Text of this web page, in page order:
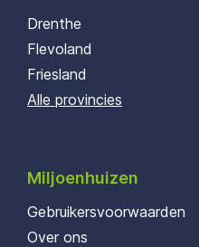
Drenthe
Flevoland
Friesland
Alle provincies
Miljoenhuizen
Gebruikersvoorwaarden
Over ons